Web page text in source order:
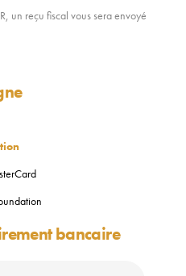
un reçu fiscal vous sera envoyé
bancaire